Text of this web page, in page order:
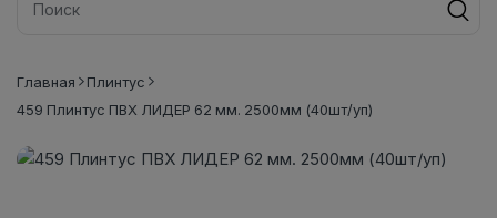
Главная
Плинтус
459 Плинтус ПВХ ЛИДЕР 62 мм. 2500мм (40шт/уп)